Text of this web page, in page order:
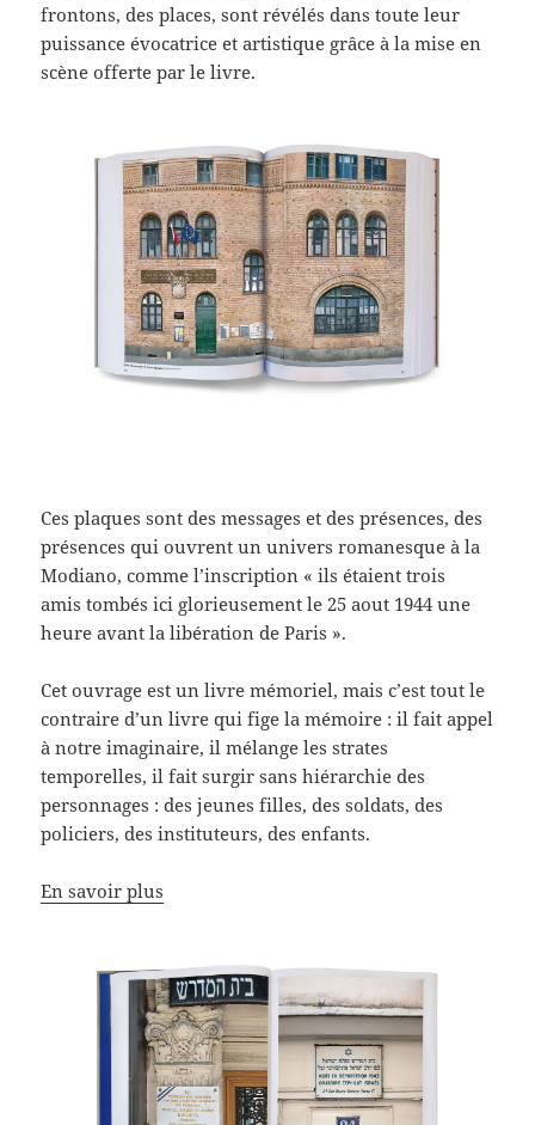
frontons, des places, sont révélés dans toute leur
puissance évocatrice et artistique grâce à la mise en
scène offerte par le livre.
Ces plaques sont des messages et des présences, des
présences qui ouvrent un univers romanesque à la
Modiano, comme l’inscription « ils étaient trois
amis tombés ici glorieusement le 25 aout 1944 une
heure avant la libération de Paris ».
Cet ouvrage est un livre mémoriel, mais c’est tout le
contraire d’un livre qui fige la mémoire : il fait appel
à notre imaginaire, il mélange les strates
temporelles, il fait surgir sans hiérarchie des
personnages : des jeunes filles, des soldats, des
policiers, des instituteurs, des enfants.
En savoir plus